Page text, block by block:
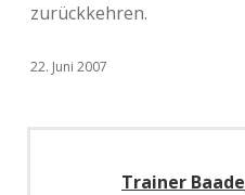
zurückkehren.
22. Juni 2007
Trainer Baade